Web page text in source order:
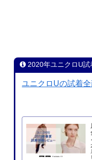
2020年ユニクロU
ユニクロUの試着